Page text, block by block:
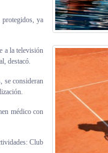
protegidos, ya
a la televisión
destacó.
se consideran
médico con
Club